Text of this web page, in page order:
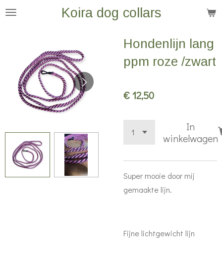
Ga
hoofdinhoud
Koira dog collars
Hondenlijn lang
ppm roze /zwart
€ 12,50
In
winkelwagen
Super mooie door mij
gemaakte lijn.
Fijne lichtgewicht lijn